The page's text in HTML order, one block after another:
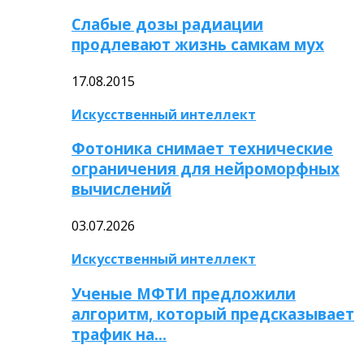
Слабые дозы радиации
продлевают жизнь самкам мух
17.08.2015
Искусственный интеллект
Фотоника снимает технические
ограничения для нейроморфных
вычислений
03.07.2026
Искусственный интеллект
Ученые МФТИ предложили
алгоритм, который предсказывает
трафик на…